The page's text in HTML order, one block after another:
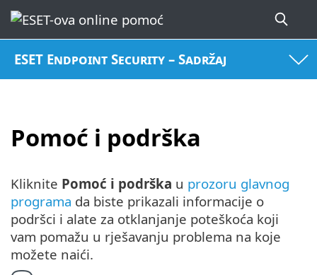
ESET Endpoint Security – Sadržaj
Pomoć i podrška
Kliknite Pomoć i podrška u prozoru glavnog
programa da biste prikazali informacije o
podršci i alate za otklanjanje poteškoća koji
vam pomažu u rješavanju problema na koje
možete naići.